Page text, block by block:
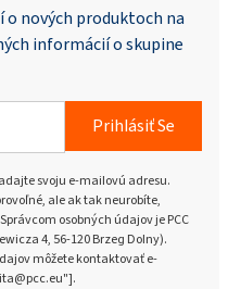
nových produktoch na
informácií o skupine
Prihlásiť Se
svoju e-mailovú adresu.
ale ak tak neurobíte,
osobných údajov je PCC
4, 56-120 Brzeg Dolny).
môžete kontaktovať e-